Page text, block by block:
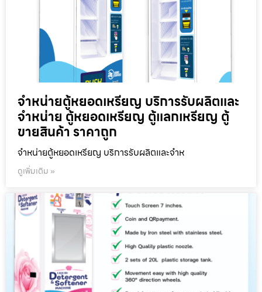
จำหน่ายตู้หยอดเหรียญ บริการรับผลิตและ
จำหน่าย ตู้หยอดเหรียญ ตู้แลกเหรียญ ตู้
ขายสินค้า ราคาถูก
จำหน่ายตู้หยอดเหรียญ บริการรับผลิตและจำห
ดูเพิ่มเติม »